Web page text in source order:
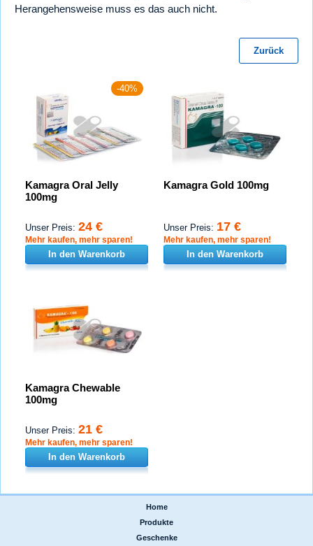
Herangehensweise muss es das auch nicht.
Zurück
-40%
Kamagra Oral Jelly
100mg
Unser Preis: 24 €
Mehr kaufen, mehr sparen!
In den Warenkorb
Kamagra Gold 100mg
Unser Preis: 17 €
Mehr kaufen, mehr sparen!
In den Warenkorb
Kamagra Chewable
100mg
Unser Preis: 21 €
Mehr kaufen, mehr sparen!
In den Warenkorb
Home
Produkte
Geschenke